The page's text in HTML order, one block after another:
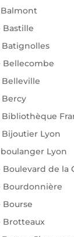
Bellecombe
Lyon
Lyon
de la
Bourdonnière
Brotteaux